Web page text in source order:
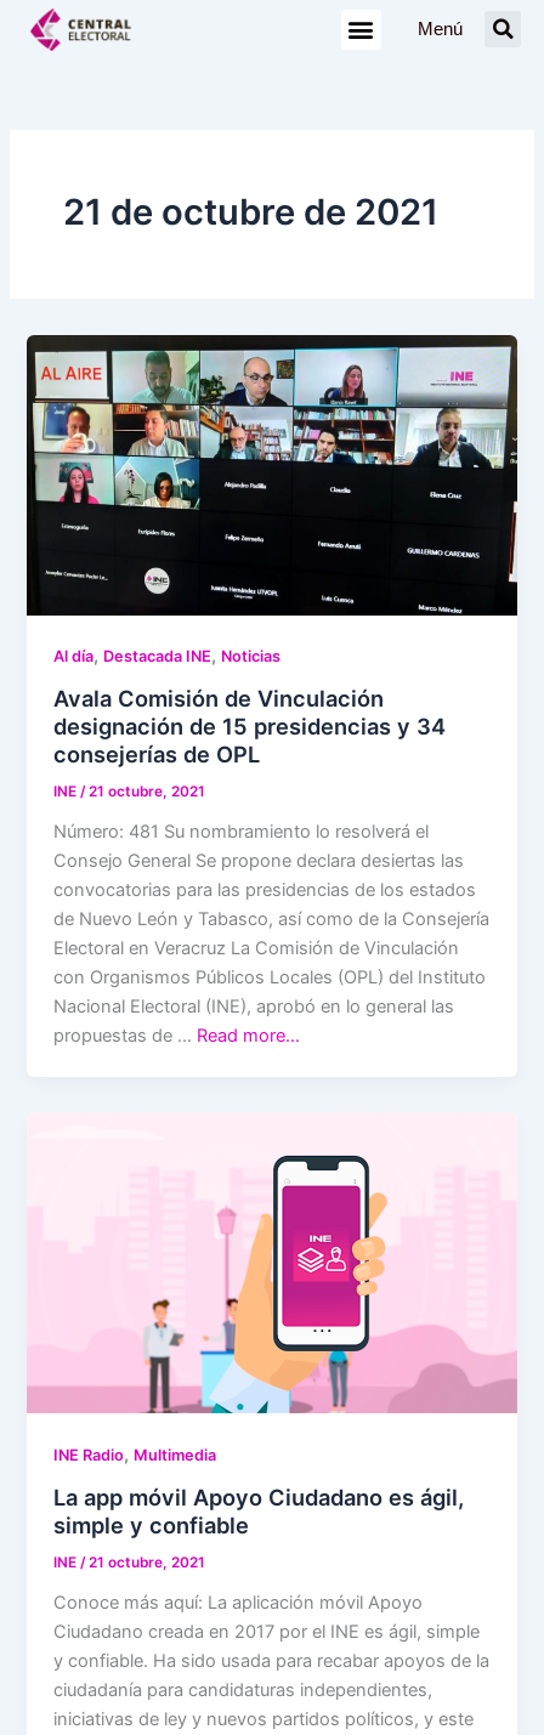
Menú
21 de octubre de 2021
Al día, Destacada INE, Noticias
Avala Comisión de Vinculación
designación de 15 presidencias y 34
consejerías de OPL
INE/21 octubre, 2021
Número: 481 Su nombramiento lo resolverá el
Consejo General Se propone declara desiertas las
convocatorias para las presidencias de los estados
de Nuevo León y Tabasco, así como de la Consejería
Electoral en Veracruz La Comisión de Vinculación
con Organismos Públicos Locales (OPL) del Instituto
Nacional Electoral (INE), aprobó en lo general las
propuestas de … Read more…
INE Radio, Multimedia
La app móvil Apoyo Ciudadano es ágil,
simple y confiable
INE/21 octubre, 2021
Conoce más aquí: La aplicación móvil Apoyo
Ciudadano creada en 2017 por el INE es ágil, simple
y confiable. Ha sido usada para recabar apoyos de la
ciudadanía para candidaturas independientes,
iniciativas de ley y nuevos partidos políticos, y este